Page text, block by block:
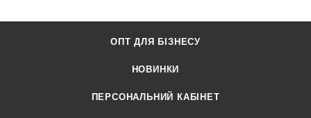
ОПТ ДЛЯ БІЗНЕСУ
НОВИНКИ
ПЕРСОНАЛЬНИЙ КАБІНЕТ